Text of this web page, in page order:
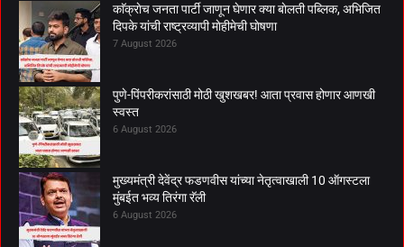
काॅक्राेच जनता पार्टी जाणून घेणार क्या बाेलती पब्लिक, अभिजित
दिपके यांची राष्ट्रव्यापी माेहीमेची घाेषणा
7 August 2026
पुणे-पिंपरीकरांसाठी मोठी खुशखबर! आता प्रवास होणार आणखी
स्वस्त
6 August 2026
मुख्यमंत्री देवेंद्र फडणवीस यांच्या नेतृत्वाखाली 10 ऑगस्टला
मुंबईत भव्य तिरंगा रॅली
6 August 2026